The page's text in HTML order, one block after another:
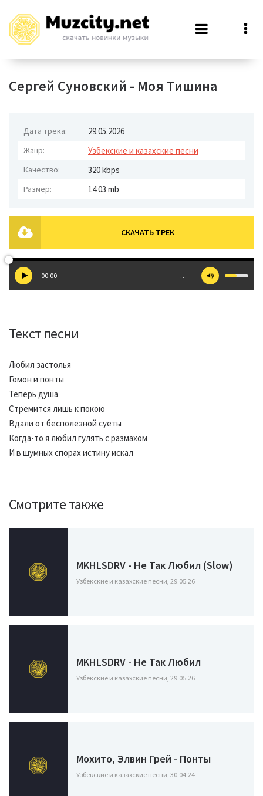
Сергей Суновский - Моя Тишина
Дата трека: 29.05.2026
Жанр: Узбекские и казахские песни
Качество: 320 kbps
Размер: 14.03 mb
СКАЧАТЬ ТРЕК
00:00 …
Текст песни
Любил застолья
Гомон и понты
Теперь душа
Стремится лишь к покою
Вдали от бесполезной суеты
Когда-то я любил гулять с размахом
И в шумных спорах истину искал
Смотрите также
MKHLSDRV - Не Так Любил (Slow)
Узбекские и казахские песни, 29.05.26
MKHLSDRV - Не Так Любил
Узбекские и казахские песни, 29.05.26
Мохито, Элвин Грей - Понты
Узбекские и казахские песни, 30.04.24